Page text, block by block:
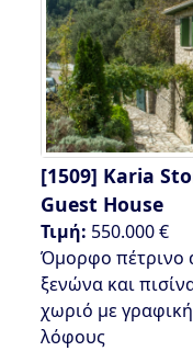
[1509] Karia
Guest House
Τιμή: 550.000 €
Όμορφο πέτρινο
ξενώνα και
χωριό με
λόφους